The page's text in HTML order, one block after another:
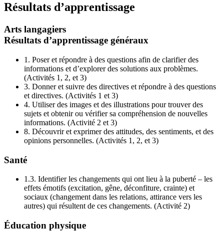
Résultats d’apprentissage
Arts langagiers
Résultats d’apprentissage généraux
1. Poser et répondre à des questions afin de clarifier des
informations et d’explorer des solutions aux problèmes.
(Activités 1, 2, et 3)
3. Donner et suivre des directives et répondre à des questions
et directives. (Activités 1 et 3)
4. Utiliser des images et des illustrations pour trouver des
sujets et obtenir ou vérifier sa compréhension de nouvelles
informations. (Activité 2 et 3)
8. Découvrir et exprimer des attitudes, des sentiments, et des
opinions personnelles. (Activités 1, 2, et 3)
Santé
1.3. Identifier les changements qui ont lieu à la puberté – les
effets émotifs (excitation, gêne, déconfiture, crainte) et
sociaux (changement dans les relations, attirance vers les
autres) qui résultent de ces changements. (Activité 2)
Éducation physique